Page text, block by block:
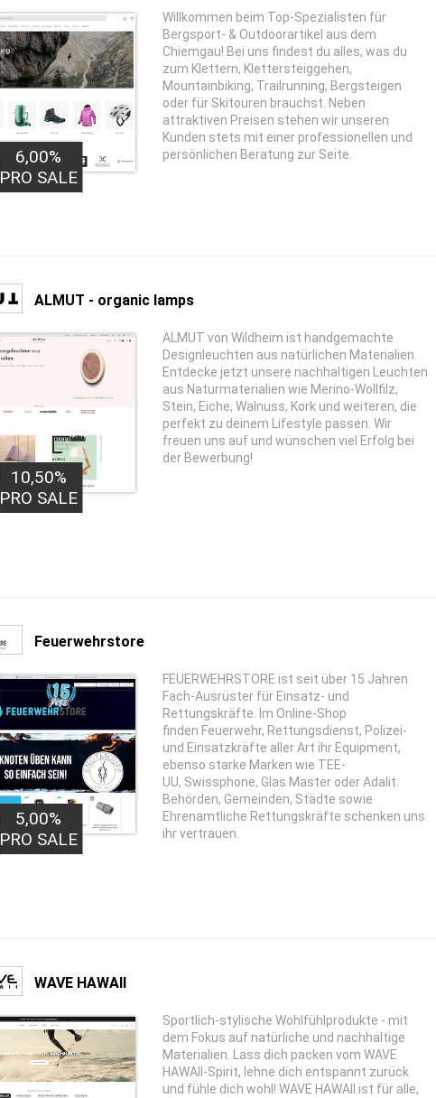
6,00%
PRO SALE
Willkommen beim Top-Spezialisten für
Bergsport- & Outdoorartikel aus dem
Chiemgau! Bei uns findest du alles, was du
zum Klettern, Klettersteiggehen,
Mountainbiking, Trailrunning, Bergsteigen
oder für Skitouren brauchst. Neben
attraktiven Preisen stehen wir unseren
Kunden stets mit einer professionellen und
persönlichen Beratung zur Seite.
ALMUT - organic lamps
10,50%
PRO SALE
ALMUT von Wildheim ist handgemachte
Designleuchten aus natürlichen Materialien.
Entdecke jetzt unsere nachhaltigen Leuchten
aus Naturmaterialien wie Merino-Wollfilz,
Stein, Eiche, Walnuss, Kork und weiteren, die
perfekt zu deinem Lifestyle passen. Wir
freuen uns auf und wünschen viel Erfolg bei
der Bewerbung!
Feuerwehrstore
5,00%
PRO SALE
FEUERWEHRSTORE ist seit über 15 Jahren
Fach-Ausrüster für Einsatz- und
Rettungskräfte. Im Online-Shop
finden Feuerwehr, Rettungsdienst, Polizei-
und Einsatzkräfte aller Art ihr Equipment,
ebenso starke Marken wie TEE-
UU, Swissphone, Glas Master oder Adalit.
Behörden, Gemeinden, Städte sowie
Ehrenamtliche Rettungskräfte schenken uns
ihr vertrauen.
WAVE HAWAII
Sportlich-stylische Wohlfühlprodukte - mit
dem Fokus auf natürliche und nachhaltige
Materialien. Lass dich packen vom WAVE
HAWAII-Spirit, lehne dich entspannt zurück
und fühle dich wohl! WAVE HAWAII ist für alle,